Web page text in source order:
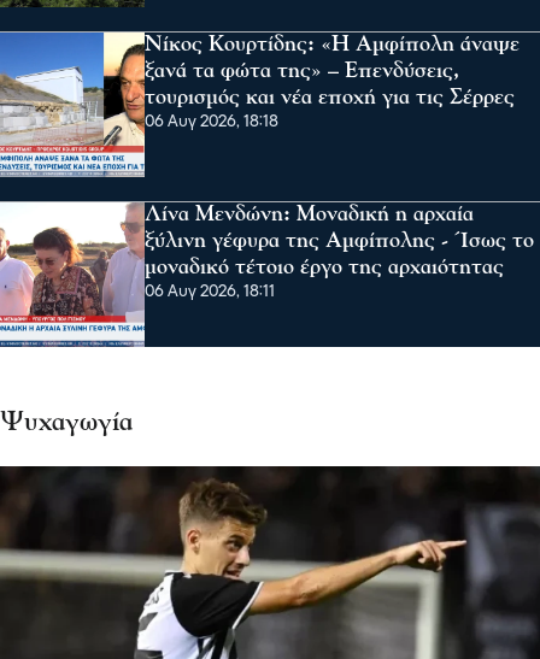
Νίκος Κουρτίδης: «Η Αμφίπολη άναψε
ξανά τα φώτα της» – Επενδύσεις,
τουρισμός και νέα εποχή για τις Σέρρες
06 Αυγ 2026, 18:18
Λίνα Μενδώνη: Μοναδική η αρχαία
ξύλινη γέφυρα της Αμφίπολης - Ίσως το
μοναδικό τέτοιο έργο της αρχαιότητας
06 Αυγ 2026, 18:11
Ψυχαγωγία